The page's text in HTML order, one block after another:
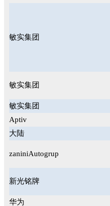
敏实集团
敏实集团
敏实集团
Aptiv
大陆
zaniniAutogrup
新光铭牌
华为